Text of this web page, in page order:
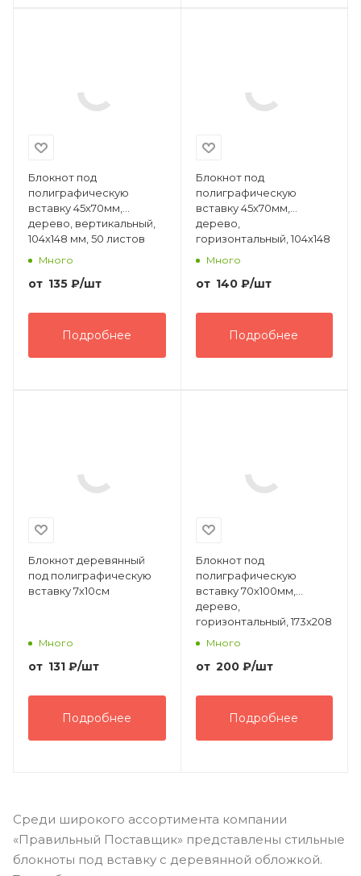
Блокнот под
полиграфическую
вставку 45х70мм,
дерево, вертикальный,
104х148 мм, 50 листов
Много
от 135 ₽/шт
Подробнее
Блокнот под
полиграфическую
вставку 45х70мм,
дерево,
горизонтальный, 104х148
Много
от 140₽/шт
Подробнее
Блокнот деревянный
под полиграфическую
вставку 7х10см
Много
от 131 ₽/шт
Подробнее
Блокнот под
полиграфическую
вставку 70х100мм,
дерево,
горизонтальный, 173х208
Много
от 200₽/шт
Подробнее
Среди широкого ассортимента компании
«Правильный Поставщик» представлены стильные
блокноты под вставку с деревянной обложкой.